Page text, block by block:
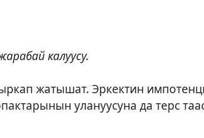
калуусу.
жатышат. Эркектин
улануусуна да терс